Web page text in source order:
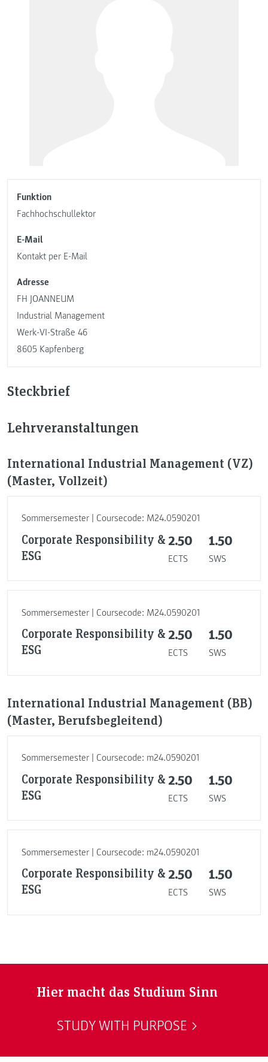
Funktion
Fachhochschullektor
E-Mail
Kontakt per E-Mail
Adresse
FH JOANNEUM
Industrial Management
Werk-VI-Straße 46
8605 Kapfenberg
Steckbrief
Lehrveranstaltungen
International Industrial Management (VZ)
(Master, Vollzeit)
Sommersemester | Coursecode: M24.0590201
Corporate Responsibility &
ESG
2.50
ECTS
1.50
SWS
Sommersemester | Coursecode: M24.0590201
Corporate Responsibility &
ESG
2.50
ECTS
1.50
SWS
International Industrial Management (BB)
(Master, Berufsbegleitend)
Sommersemester | Coursecode: m24.0590201
Corporate Responsibility &
ESG
2.50
ECTS
1.50
SWS
Sommersemester | Coursecode: m24.0590201
Corporate Responsibility &
ESG
2.50
ECTS
1.50
SWS
Hier macht das Studium Sinn
STUDY WITH PURPOSE